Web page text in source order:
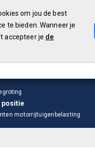
om jou de best
te bieden. Wanneer je
accepteer je de
positie
motorrijtuigenbelasting